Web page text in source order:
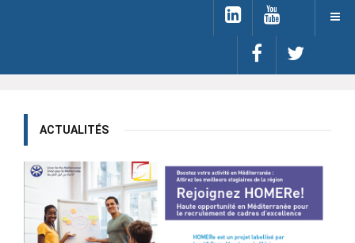
ACTUALITÉS